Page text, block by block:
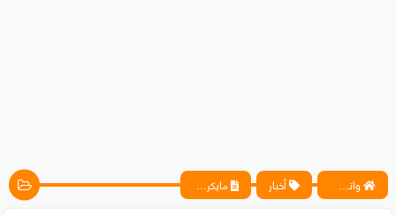
واتس آب ، فيسبوك ، أنترنت ، شروحات تقنية حصرية - المحترف أخبار مايكروسوفت تدمج أوامر لينيكس في التحديث الجديد من ويندوز 10